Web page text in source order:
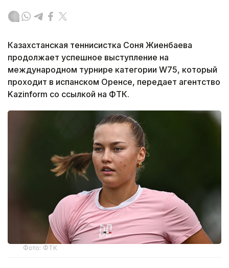
Казахстанская теннисистка Соня Жиенбаева
продолжает успешное выступление на
международном турнире категории W75, который
проходит в испанском Оренсе, передает агентство
Kazinform со ссылкой на ФТК.
Фото: ФТК